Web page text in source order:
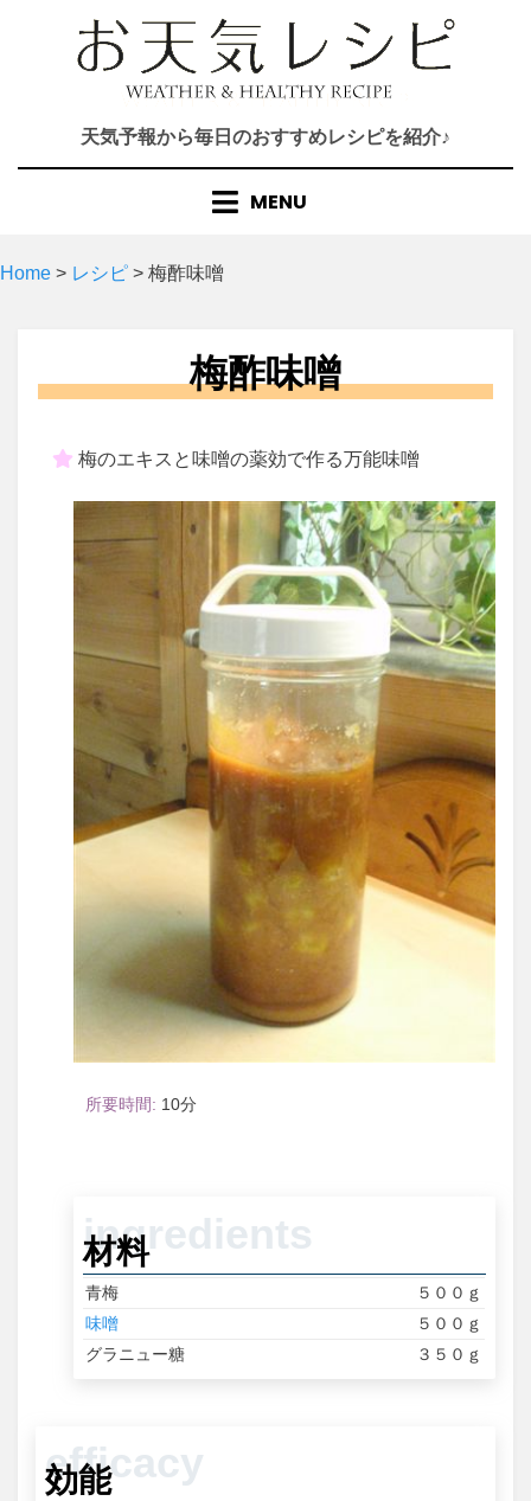
天気予報から毎日のおすすめレシピを紹介♪
MENU
Home > レシピ > 梅酢味噌
梅酢味噌
梅のエキスと味噌の薬効で作る万能味噌
10
材料
青梅
５００ｇ
味噌
５００ｇ
グラニュー糖
３５０ｇ
効能